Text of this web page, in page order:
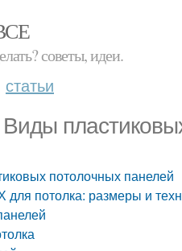
советы, идеи.
статьи
потолочных панелей
потолка: размеры и